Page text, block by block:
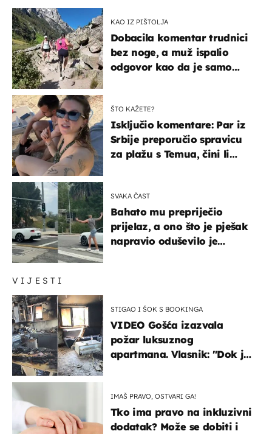
VIJESTI
STIGAO I ŠOK S BOOKINGA
VIDEO Gošća izazvala
požar luksuznog
apartmana. Vlasnik: "Dok je
IMAŠ PRAVO, OSTVARI GA!
Tko ima pravo na inkluzivni
dodatak? Može se dobiti i
KAO IZ PIŠTOLJA
Dobacila komentar trudnici
bez noge, a muž ispalio
odgovor kao da je samo
ŠTO KAŽETE?
Isključio komentare: Par iz
Srbije preporučio spravicu
za plažu s Temua, čini li
SVAKA ČAST
Bahato mu prepriječio
prijelaz, a ono što je pješak
napravio oduševilo je